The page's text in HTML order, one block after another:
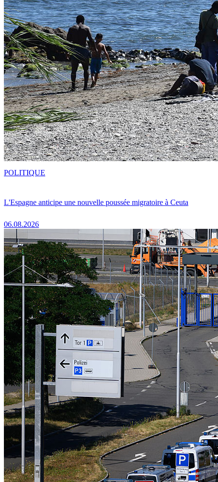
L'Espagne anticipe une nouvelle poussée migratoire à Ceuta
06.08.2026
POLITIQUE